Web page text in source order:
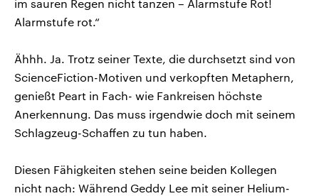
im sauren Regen nicht tanzen – Alarmstufe Rot!
Alarmstufe rot.“
Ähhh. Ja. Trotz seiner Texte, die durchsetzt sind von
ScienceFiction-Motiven und verkopften Metaphern,
genießt Peart in Fach- wie Fankreisen höchste
Anerkennung. Das muss irgendwie doch mit seinem
Schlagzeug-Schaffen zu tun haben.
Diesen Fähigkeiten stehen seine beiden Kollegen
nicht nach: Während Geddy Lee mit seiner Helium-